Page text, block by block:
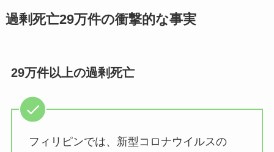
過剰死亡29万件の衝撃的な事実
29万件以上の過剰死亡
フィリピンでは、新型コロナウイルスの